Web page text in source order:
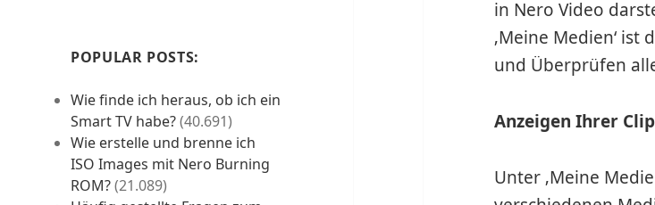
POPULAR POSTS:
Wie finde ich heraus, ob ich ein
Smart TV habe?(40.691)
Wie erstelle und brenne ich
ISO Images mit Nero Burning
ROM?(21.089)
in Nero Video
‚Meine Medien‘ ist
und Überprüfen
Anzeigen Ihrer
Unter ‚Meine